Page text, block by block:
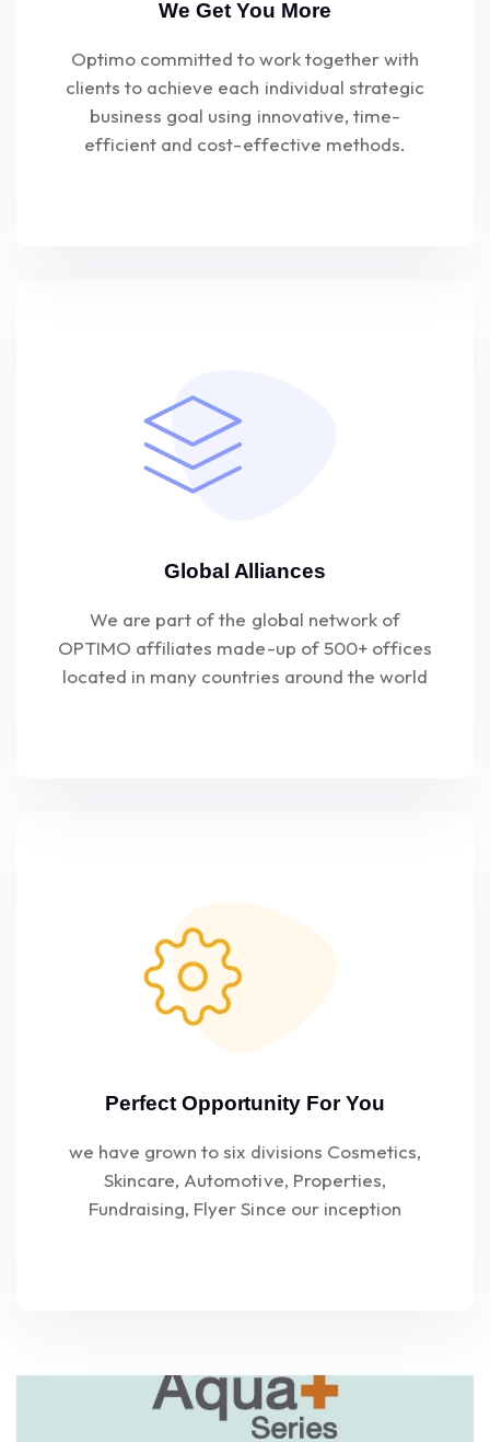
We Get You More
Optimo committed to work together with
clients to achieve each individual strategic
business goal using innovative, time-
efficient and cost-effective methods.
Global Alliances
We are part of the global network of
OPTIMO affiliates made-up of 500+ offices
located in many countries around the world
Perfect Opportunity For You
we have grown to six divisions Cosmetics,
Skincare, Automotive, Properties,
Fundraising, Flyer Since our inception